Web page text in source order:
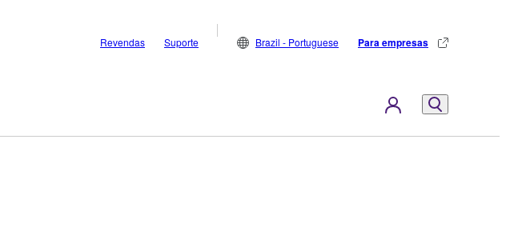
Revendas Suporte Brazil - Portuguese Para empresas